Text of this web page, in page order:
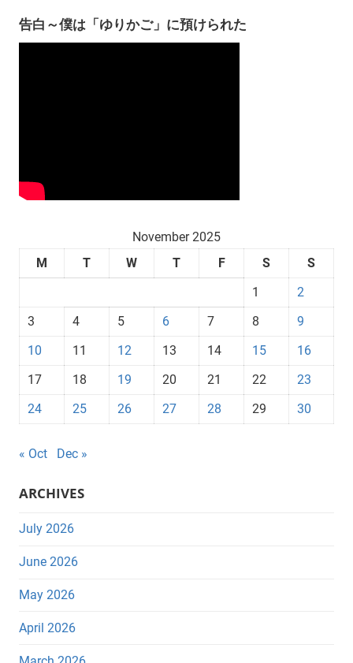
告白～僕は「ゆりかご」に預けられた
November 2025
M
T W T F S
S
1
2
3
4 5 6 7 8
9
10
11 12 13 14 15
16
17
18 19 20 21 22
23
24
25 26 27 28 29 30
« Oct Dec »
ARCHIVES
July 2026
June 2026
May 2026
April 2026